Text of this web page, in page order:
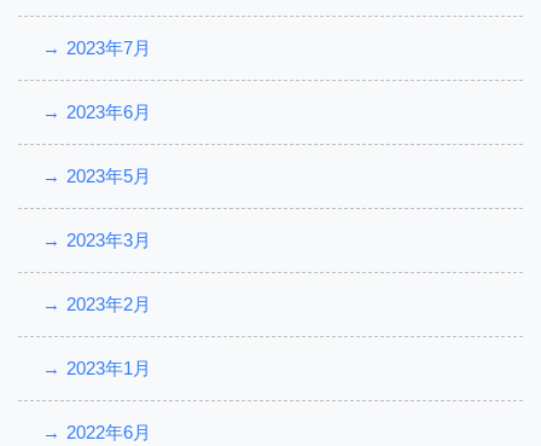
2023年7月
2023年6月
2023年5月
2023年3月
2023年2月
2023年1月
2022年6月